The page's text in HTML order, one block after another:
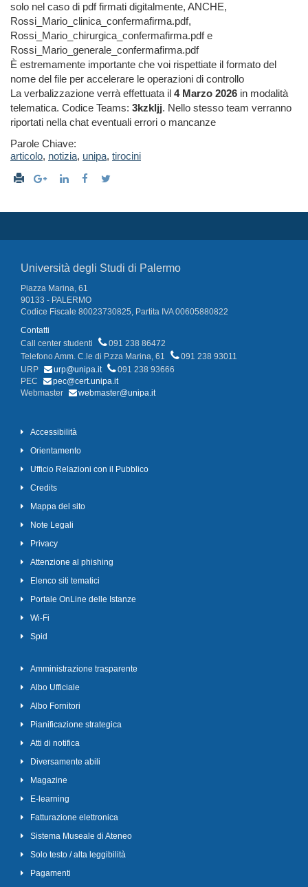
solo nel caso di pdf firmati digitalmente, ANCHE,
Rossi_Mario_clinica_confermafirma.pdf,
Rossi_Mario_chirurgica_confermafirma.pdf e
Rossi_Mario_generale_confermafirma.pdf
È estremamente importante che voi rispettiate il formato del
nome del file per accelerare le operazioni di controllo
La verbalizzazione verrà effettuata il 4 Marzo 2026 in modalità
telematica. Codice Teams: 3kzkljj. Nello stesso team verranno
riportati nella chat eventuali errori o mancanze
Parole Chiave:
articolo, notizia, unipa, tirocini
Università degli Studi di Palermo
Piazza Marina, 61
90133 - PALERMO
Codice Fiscale 80023730825, Partita IVA 00605880822
Contatti
Call center studenti
091 238 86472
Telefono Amm. C.le di P.zza Marina, 61
091 238 93011
URP
urp@unipa.it
091 238 93666
PEC
pec@cert.unipa.it
Webmaster
webmaster@unipa.it
Accessibilità
Orientamento
Ufficio Relazioni con il Pubblico
Credits
Mappa del sito
Note Legali
Privacy
Attenzione al phishing
Elenco siti tematici
Portale OnLine delle Istanze
Wi-Fi
Spid
Amministrazione trasparente
Albo Ufficiale
Albo Fornitori
Pianificazione strategica
Atti di notifica
Diversamente abili
Magazine
E-learning
Fatturazione elettronica
Sistema Museale di Ateneo
Solo testo / alta leggibilità
Pagamenti